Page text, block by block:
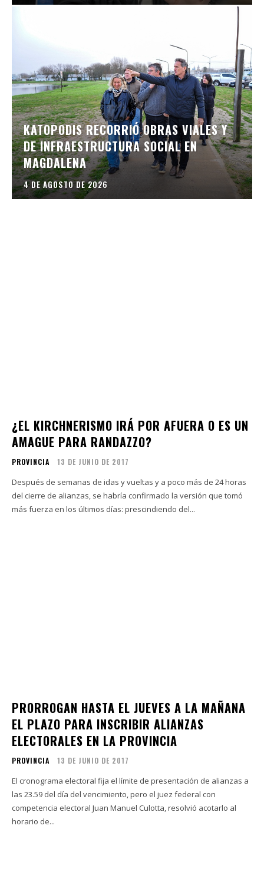
KATOPODIS RECORRIÓ OBRAS VIALES Y
DE INFRAESTRUCTURA SOCIAL EN
MAGDALENA
4 DE AGOSTO DE 2026
¿EL KIRCHNERISMO IRÁ POR AFUERA O ES UN
AMAGUE PARA RANDAZZO?
PROVINCIA 13 DE JUNIO DE 2017
Después de semanas de idas y vueltas y a poco más de 24 horas
del cierre de alianzas, se habría confirmado la versión que tomó
más fuerza en los últimos días: prescindiendo del...
PRORROGAN HASTA EL JUEVES A LA MAÑANA
EL PLAZO PARA INSCRIBIR ALIANZAS
ELECTORALES EN LA PROVINCIA
PROVINCIA 13 DE JUNIO DE 2017
El cronograma electoral fija el límite de presentación de alianzas a
las 23.59 del día del vencimiento, pero el juez federal con
competencia electoral Juan Manuel Culotta, resolvió acotarlo al
horario de...